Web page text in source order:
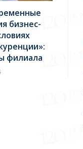
бизнес-
филиала